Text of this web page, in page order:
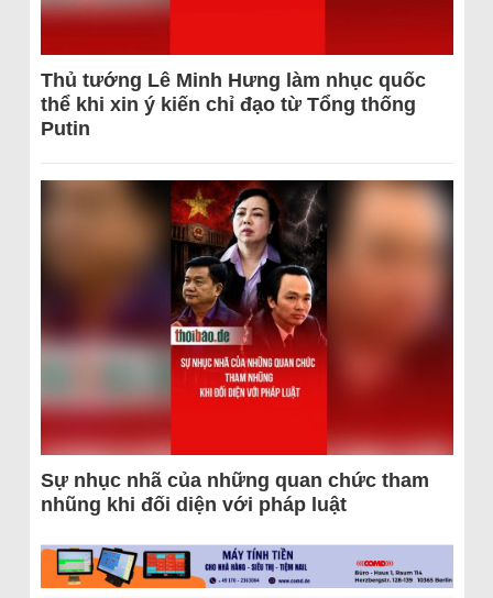
Thủ tướng Lê Minh Hưng làm nhục quốc
thể khi xin ý kiến chỉ đạo từ Tổng thống
Putin
Sự nhục nhã của những quan chức tham
nhũng khi đối diện với pháp luật